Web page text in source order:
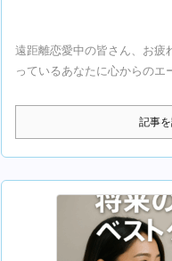
遠距離恋愛中の皆さん、お疲
っているあなたに心からのエ
記事